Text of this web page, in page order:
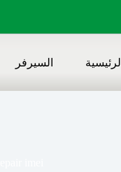
الرئيسية السيرفر